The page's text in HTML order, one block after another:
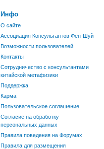
Инфо
О сайте
Ассоциация Консультантов Фен-Шуй
Возможности пользователей
Контакты
Сотрудничество с консультантами
китайской метафизики
Поддержка
Карма
Пользовательское соглашение
Согласие на обработку
персональных данных
Правила поведения на Форумах
Правила для размещения